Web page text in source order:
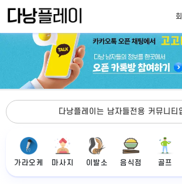
다낭플레이는 남자들전용 커뮤니티
가라오케 마사지 이발소 음식점 골프